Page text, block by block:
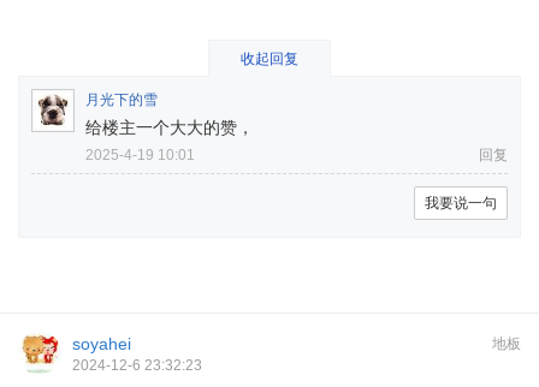
收起回复
月光下的雪
给楼主一个大大的赞，
2025-4-19 10:01 回复
我要说一句
地板
soyahei
2024-12-6 23:32:23